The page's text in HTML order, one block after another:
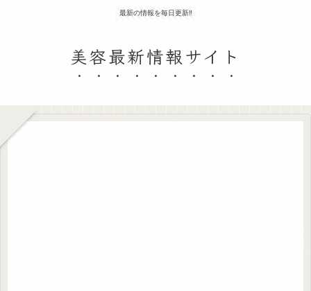
最新の情報を毎日更新‼
美容最新情報サイト